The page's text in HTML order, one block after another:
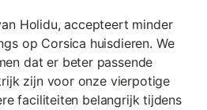
Holidu, accepteert minder
op Corsica huisdieren. We
dat er beter passende
zijn voor onze vierpotige
faciliteiten belangrijk tijdens